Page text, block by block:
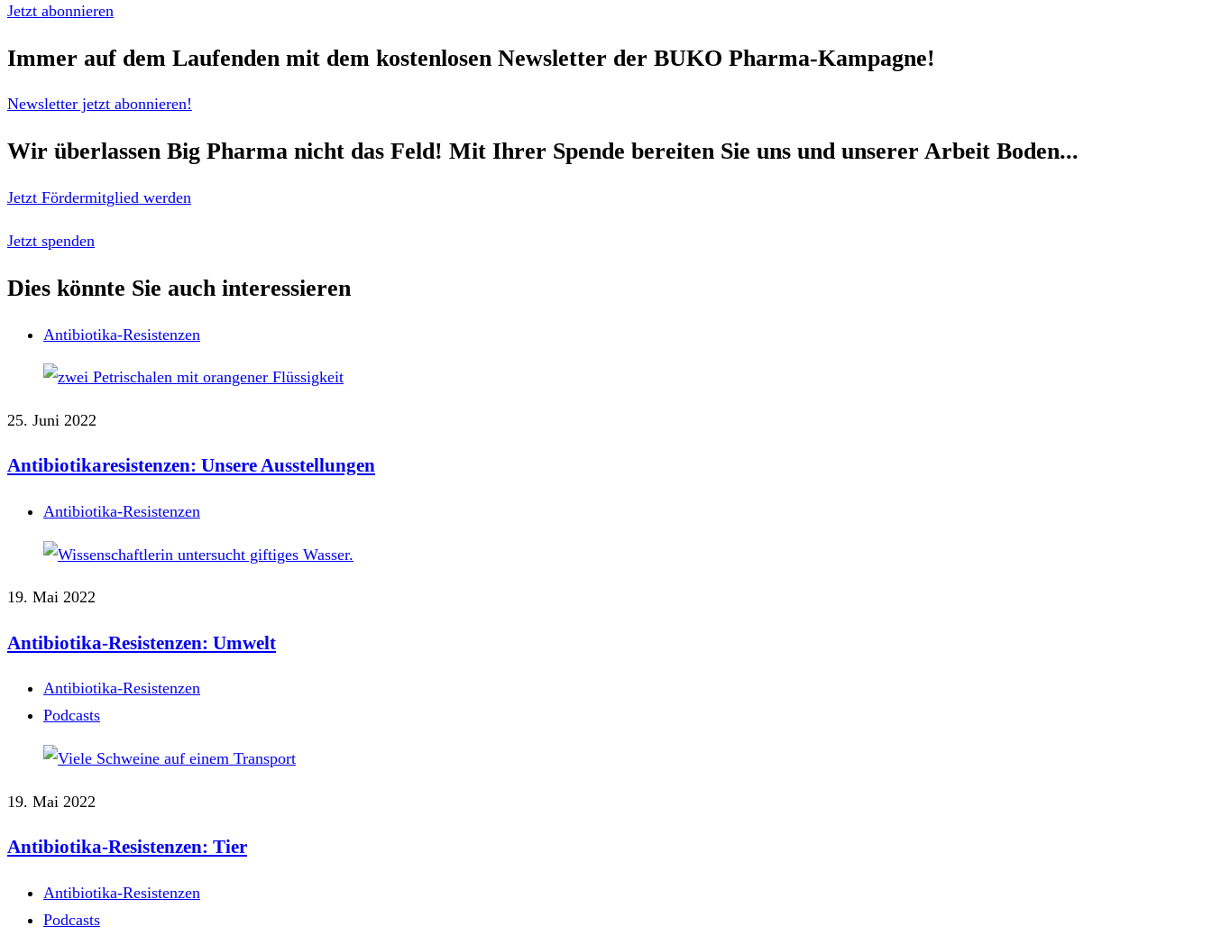
Jetzt abonnieren
Immer auf dem Laufenden mit dem kostenlosen Newsletter der BUKO Pharma-Kampagne!
Newsletter jetzt abonnieren!
Wir überlassen Big Pharma nicht das Feld! Mit Ihrer Spende bereiten Sie uns und unserer Arbeit Boden...
Jetzt Fördermitglied werden
Jetzt spenden
Dies könnte Sie auch interessieren
Antibiotika-Resistenzen
25. Juni 2022
Antibiotikaresistenzen: Unsere Ausstellungen
Antibiotika-Resistenzen
19. Mai 2022
Antibiotika-Resistenzen: Umwelt
Antibiotika-Resistenzen
Podcasts
19. Mai 2022
Antibiotika-Resistenzen: Tier
Antibiotika-Resistenzen
Podcasts